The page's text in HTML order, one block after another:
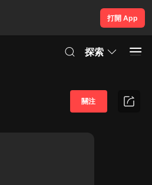
打開 App
探索
關注